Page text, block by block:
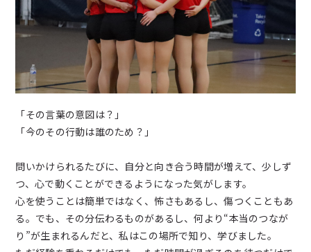
「その言葉の意図は？｣
「今のその行動は誰のため？」
問いかけられるたびに、自分と向き合う時間が増えて、少しず
つ、心で動くことができるようになった気がします。
心を使うことは簡単ではなく、怖さもあるし、傷つくこともあ
る。でも、その分伝わるものがあるし、何より“本当のつなが
り”が生まれるんだと、私はこの場所で知り、学びました。